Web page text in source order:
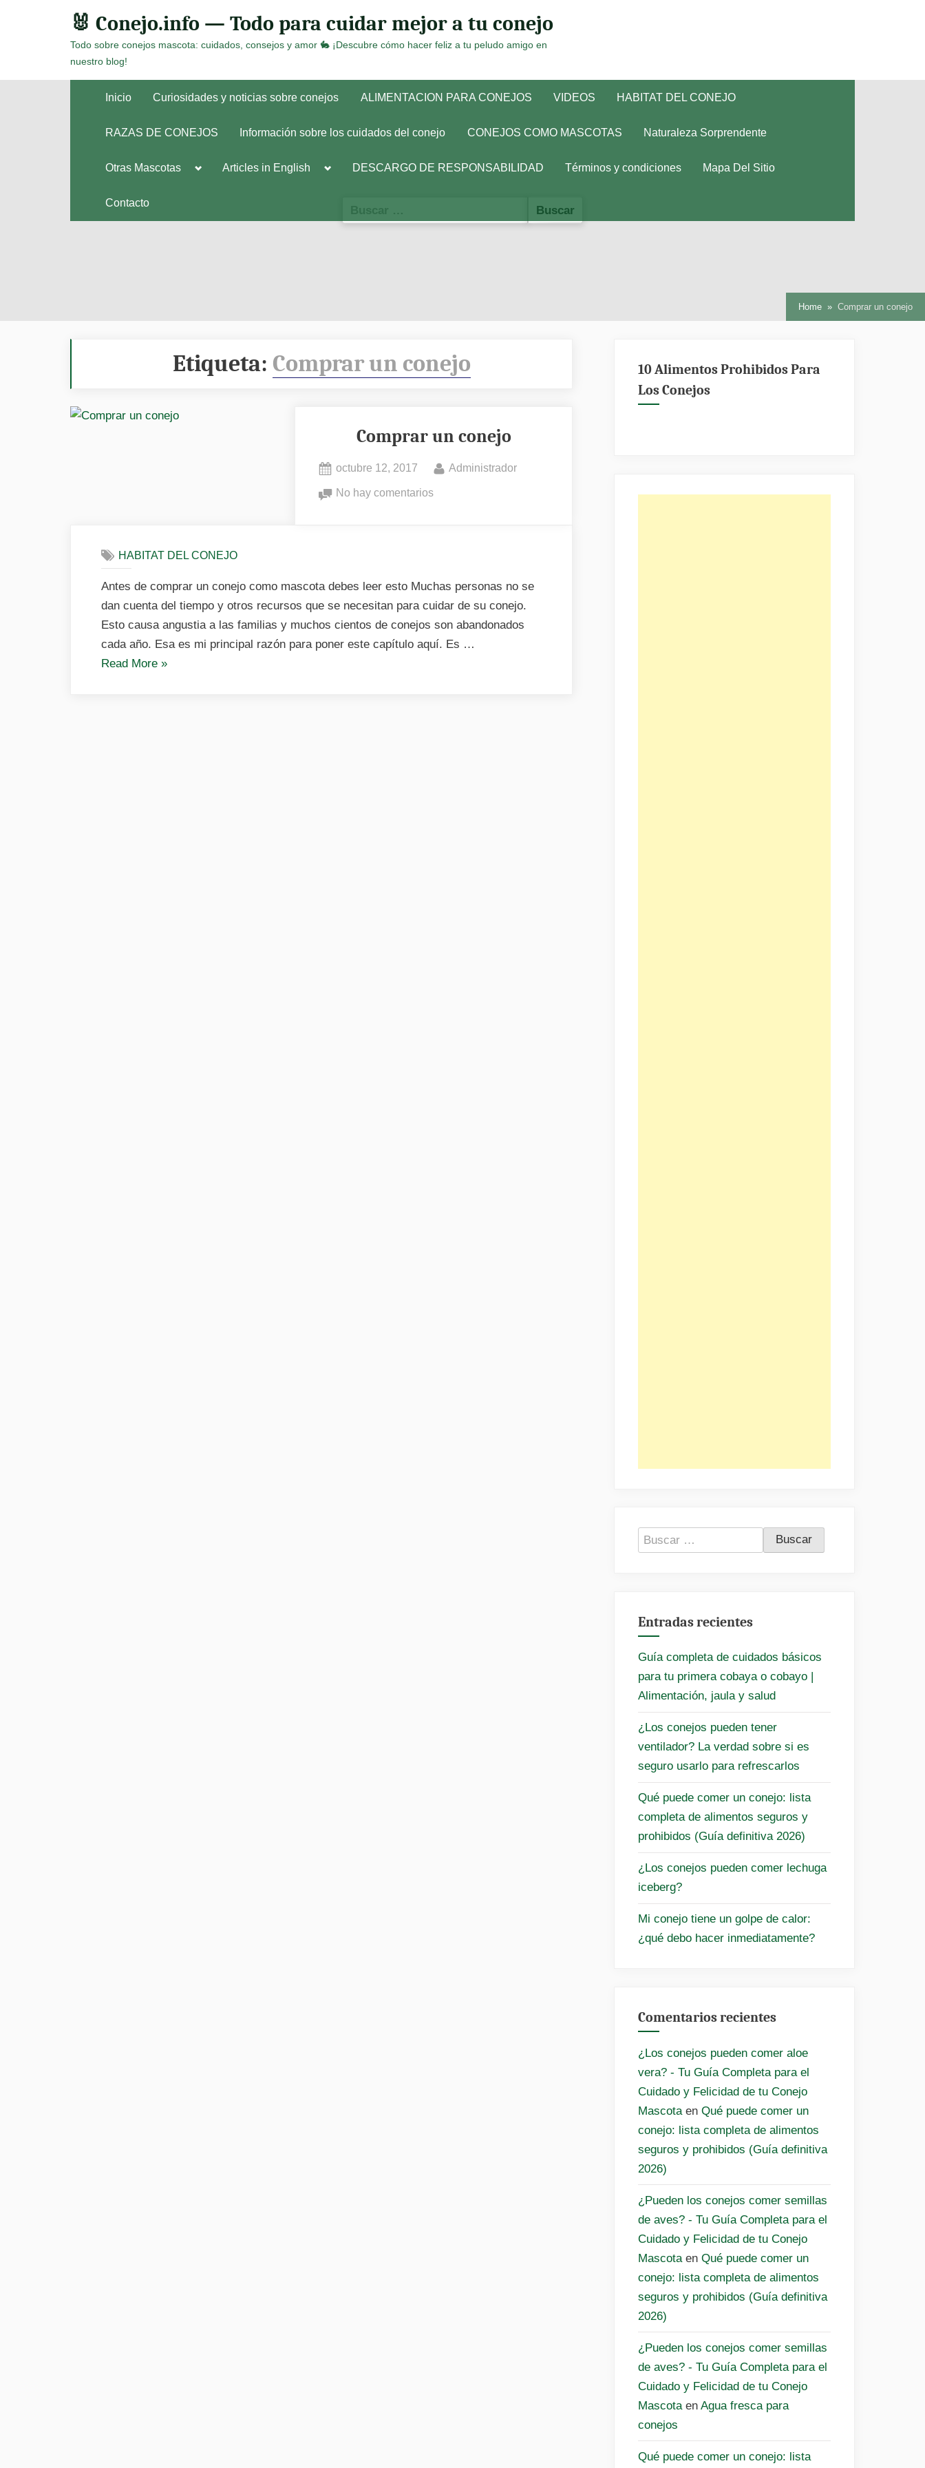
🐰 Conejo.info — Todo para cuidar mejor a tu conejo
Todo sobre conejos mascota: cuidados, consejos y amor 🐇 ¡Descubre cómo hacer feliz a tu peludo amigo en
nuestro blog!
Inicio Curiosidades y noticias sobre conejos ALIMENTACION PARA CONEJOS VIDEOS HABITAT DEL CONEJO
RAZAS DE CONEJOS Información sobre los cuidados del conejo CONEJOS COMO MASCOTAS Naturaleza Sorprendente
Otras Mascotas
Toggle
Toggle
Articles in English
ToggleDESCARGO DE RESPONSABILIDAD Términos y condiciones Mapa Del Sitio
Contacto
Home Comprar un conejo
Etiqueta: Comprar un conejo
Comprar un conejo
Posted
on
octubre 12, 2017 By
Administrador
No hay comentariosen
HABITAT DEL CONEJO
Antes de comprar un conejo como mascota debes leer esto Muchas personas no se
dan cuenta del tiempo y otros recursos que se necesitan para cuidar de su conejo.
Esto causa angustia a las familias y muchos cientos de conejos son abandonados
cada año. Esa es mi principal razón para poner este capítulo aquí. Es …
Read More«Comprar
»
10 Alimentos Prohibidos Para
Los Conejos
Buscar:
Entradas recientes
Guía completa de cuidados básicos
para tu primera cobaya o cobayo |
Alimentación, jaula y salud
¿Los conejos pueden tener
ventilador? La verdad sobre si es
seguro usarlo para refrescarlos
Qué puede comer un conejo: lista
completa de alimentos seguros y
prohibidos (Guía definitiva 2026)
¿Los conejos pueden comer lechuga
iceberg?
Mi conejo tiene un golpe de calor:
¿qué debo hacer inmediatamente?
Comentarios recientes
¿Los conejos pueden comer aloe
vera? - Tu Guía Completa para el
Cuidado y Felicidad de tu Conejo
Mascota en Qué puede comer un
conejo: lista completa de alimentos
seguros y prohibidos (Guía definitiva
2026)
¿Pueden los conejos comer semillas
de aves? - Tu Guía Completa para el
Cuidado y Felicidad de tu Conejo
Mascota en Qué puede comer un
conejo: lista completa de alimentos
seguros y prohibidos (Guía definitiva
2026)
¿Pueden los conejos comer semillas
de aves? - Tu Guía Completa para el
Cuidado y Felicidad de tu Conejo
Mascota en Agua fresca para
conejos
Qué puede comer un conejo: lista